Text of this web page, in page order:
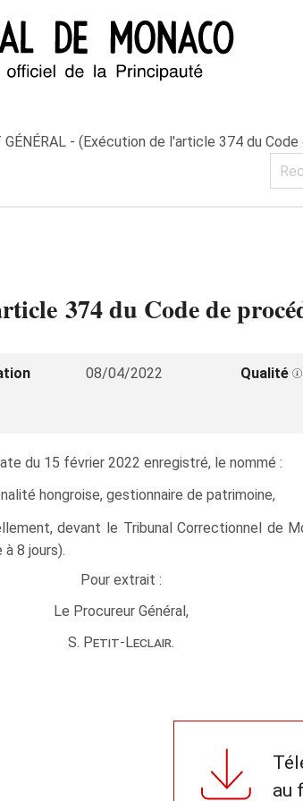
GÉNÉRAL - (Exécution de l'article 374 du
374 du Code de
08/04/2022 Qualité
du 15 février 2022 enregistré, le nommé :
hongroise, gestionnaire de patrimoine,
devant le Tribunal Correctionnel de
8 jours).
Pour extrait :
Le Procureur Général,
S. Petit-Leclair.
au